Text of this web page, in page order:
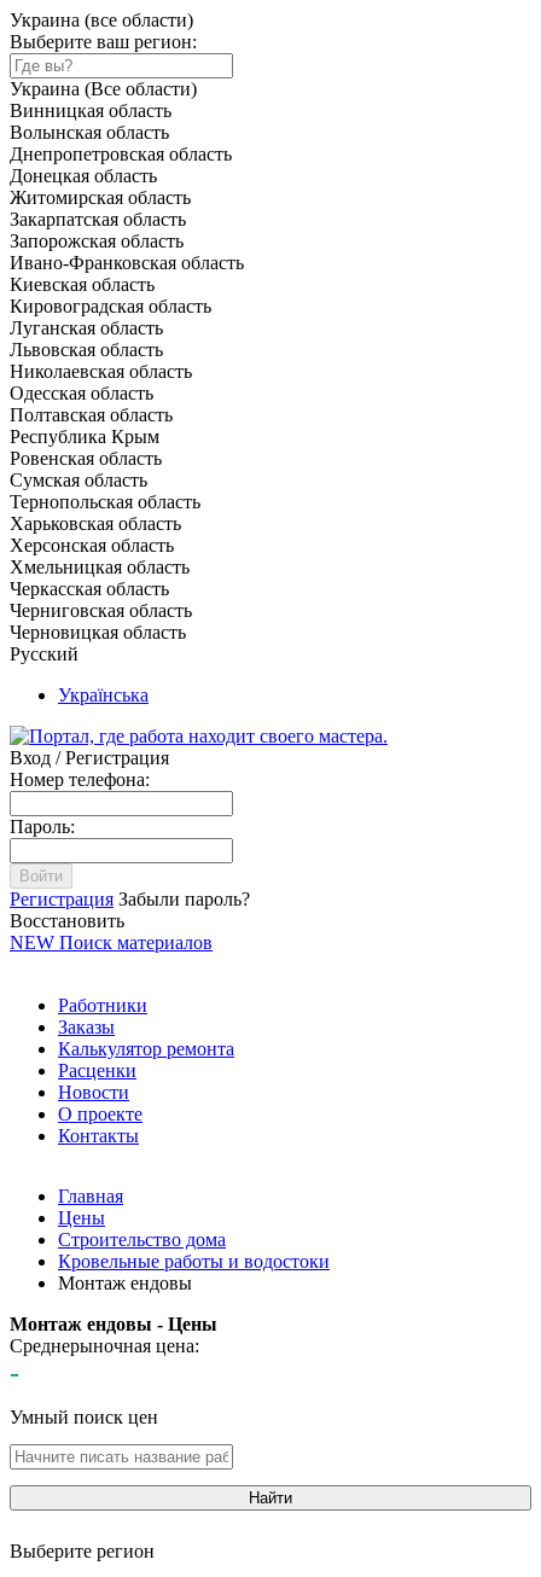
Украина (все области)
Выберите ваш регион:
Украина (Все области)
Винницкая область
Волынская область
Днепропетровская область
Донецкая область
Житомирская область
Закарпатская область
Запорожская область
Ивано-Франковская область
Киевская область
Кировоградская область
Луганская область
Львовская область
Николаевская область
Одесская область
Полтавская область
Республика Крым
Ровенская область
Сумская область
Тернопольская область
Харьковская область
Херсонская область
Хмельницкая область
Черкасская область
Черниговская область
Черновицкая область
Русский
Українська
Вход / Регистрация
Номер телефона:
Пароль:
Войти
Регистрация Забыли пароль?
Восстановить
NEW Поиск материалов
Работники
Заказы
Калькулятор ремонта
Расценки
Новости
О проекте
Контакты
Главная
Цены
Строительство дома
Кровельные работы и водостоки
Монтаж ендовы
Монтаж ендовы - Цены
Среднерыночная цена:
-
Умный поиск цен
Найти
Выберите регион